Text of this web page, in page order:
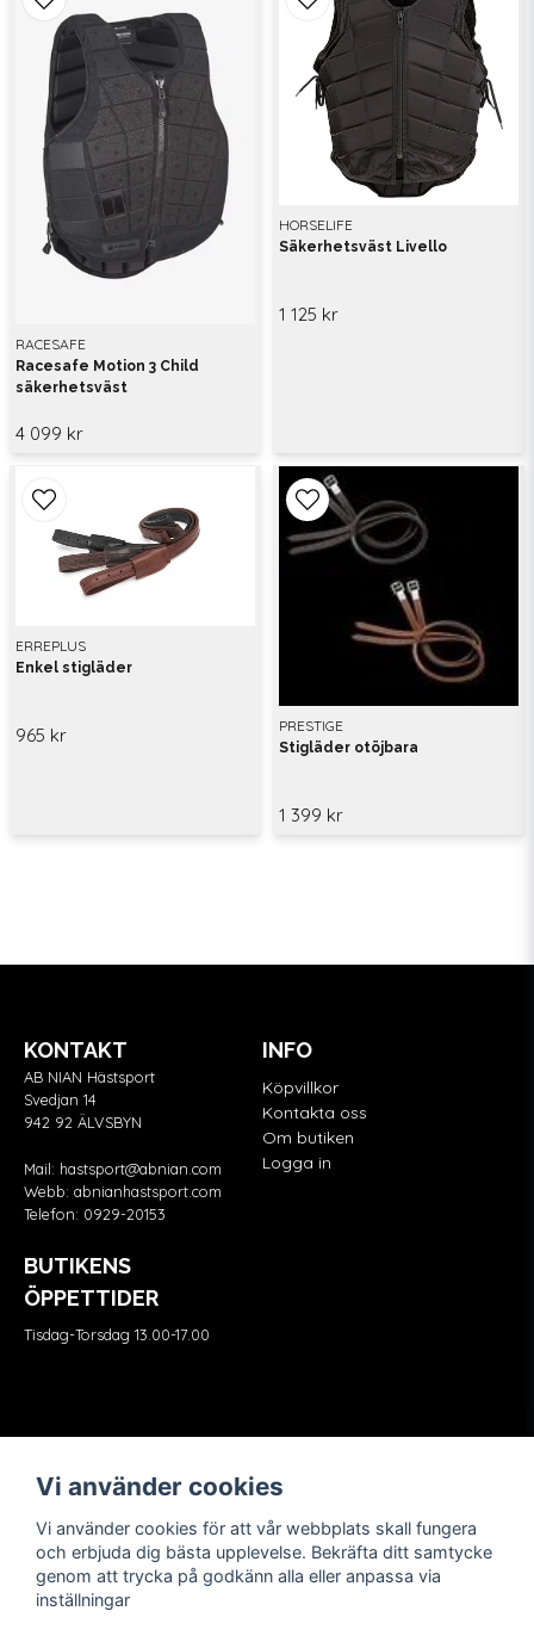
RACESAFE
Racesafe Motion 3 Child
säkerhetsväst
4 099 kr
HORSELIFE
Säkerhetsväst Livello
1 125 kr
ERREPLUS
Enkel stigläder
965 kr PRESTIGE
Stigläder otöjbara
1 399 kr
KONTAKT
AB NIAN Hästsport
Svedjan 14
942 92 ÄLVSBYN
Mail: hastsport@abnian.com
Webb: abnianhastsport.com
Telefon: 0929-20153
BUTIKENS
ÖPPETTIDER
Tisdag-Torsdag 13.00-17.00
INFO
Köpvillkor
Kontakta oss
Om butiken
Logga in
Vi använder cookies
Vi använder cookies för att vår webbplats skall fungera
och erbjuda dig bästa upplevelse. Bekräfta ditt samtycke
genom att trycka på godkänn alla eller anpassa via
inställningar